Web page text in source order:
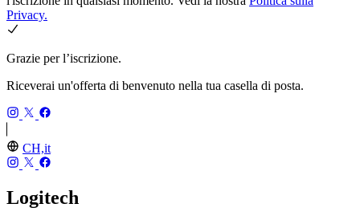
Privacy.
Grazie per l’iscrizione.
Riceverai un'offerta di benvenuto nella tua casella di posta.
CH,it
Logitech